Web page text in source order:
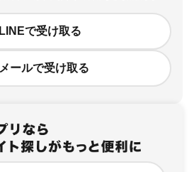
LINEで受け取る
メールで受け取る